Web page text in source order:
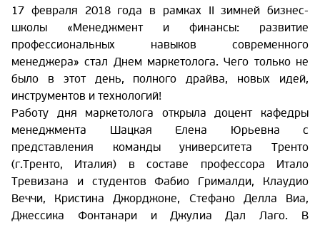
17 февраля 2018 года в рамках II зимней бизнес-
школы «Менеджмент и финансы: развитие
профессиональных навыков современного
менеджера» стал Днем маркетолога. Чего только не
было в этот день, полного драйва, новых идей,
инструментов и технологий!
Работу дня маркетолога открыла доцент кафедры
менеджмента Шацкая Елена Юрьевна с
представления команды университета Тренто
(г.Тренто, Италия) в составе профессора Итало
Тревизана и студентов Фабио Грималди, Клаудио
Веччи, Кристина Джорджоне, Стефано Делла Виа,
Джессика Фонтанари и Джулиа Дал Лаго. В